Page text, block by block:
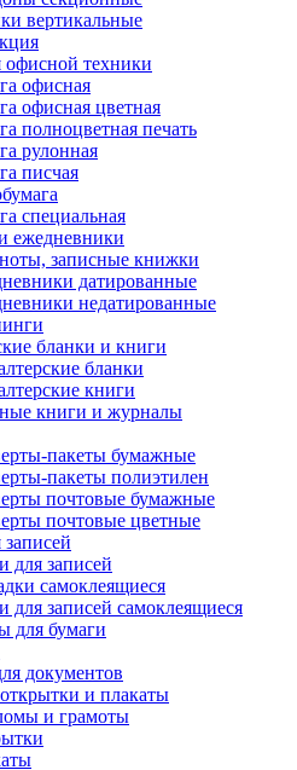
вертикальные
офисной техники
офисная
офисная цветная
полноцветная печать
рулонная
писчая
специальная
ежедневники
записные книжки
датированные
недатированные
бланки и книги
бланки
книги
книги и журналы
пакеты бумажные
пакеты полиэтилен
почтовые бумажные
почтовые цветные
для записей
самоклеящиеся
для записей самоклеящиеся
для бумаги
документов
и плакаты
и грамоты